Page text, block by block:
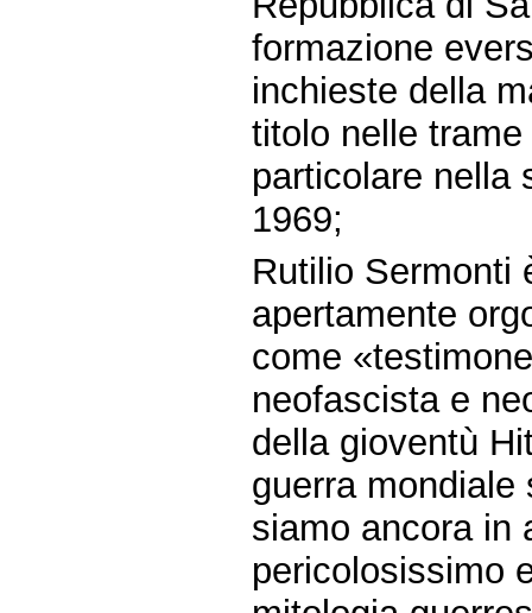
formazione
inchieste della
titolo nelle
particolare nella
1969;
Rutilio Sermonti
apertamente
come
neofascista e
della gioventù
guerra mondiale
siamo ancora in
pericolosissimo